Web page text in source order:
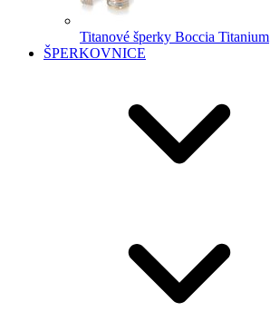
Titanové šperky Boccia Titanium
ŠPERKOVNICE